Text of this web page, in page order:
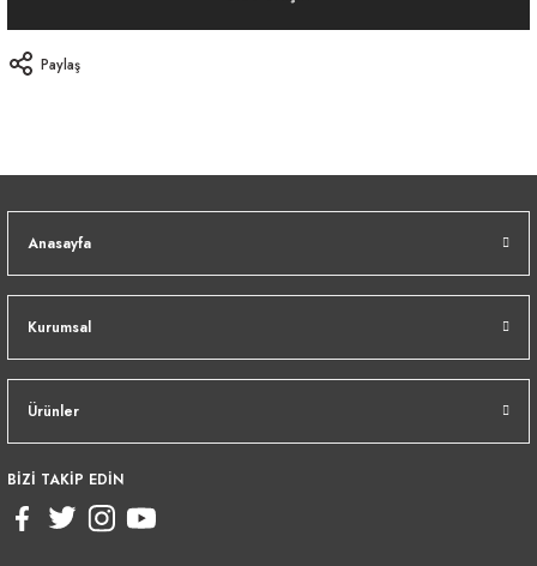
Paylaş
Anasayfa
Kurumsal
Ürünler
BİZİ TAKİP EDİN